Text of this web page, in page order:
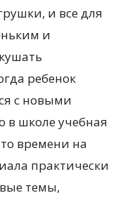
и все для
и
ребенок
с новыми
в школе учебная
времени на
практически
темы,